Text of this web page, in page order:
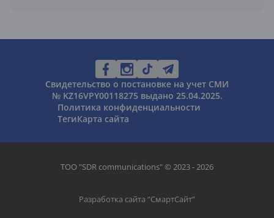
Свидетельство о постановке на учет СМИ
№ KZ16VPY00118275 выдано 25.04.2025.
Политика конфиденциальности
ТегиКарта сайта
ТОО "SDR communications" © 2023 - 2026
Разработка сайта “СмартСайт”